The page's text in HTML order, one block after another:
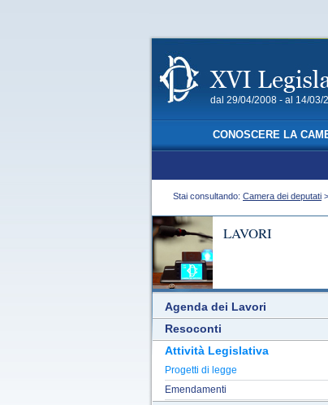
dal 29/04/2008 - al 14/03/
CONOSCERE LA
Stai consultando: Camera dei deputati >
LAVORI
Agenda dei Lavori
Resoconti
Attività Legislativa
Progetti di legge
Emendamenti